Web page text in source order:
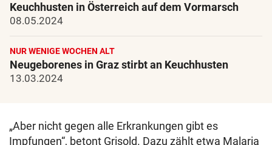
Keuchhusten in Österreich auf dem Vormarsch
08.05.2024
NUR WENIGE WOCHEN ALT
Neugeborenes in Graz stirbt an Keuchhusten
13.03.2024
„Aber nicht gegen alle Erkrankungen gibt es
Impfungen“, betont Grisold. Dazu zählt etwa Malaria